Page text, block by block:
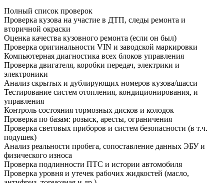
Полный список проверок
Проверка кузова на участие в ДТП, следы ремонта и
вторичной окраски
Оценка качества кузовного ремонта (если он был)
Проверка оригинальности VIN и заводской маркировки
Компьютерная диагностика всех блоков управления
Проверка двигателя, коробки передач, электрики и
электроники
Анализ скрытых и дублирующих номеров кузова/шасси
Тестирование систем отопления, кондиционирования, и
управления
Контроль состояния тормозных дисков и колодок
Проверка по базам: розыск, аресты, ограничения
Проверка световых приборов и систем безопасности (в т.ч.
подушек)
Анализ реальности пробега, сопоставление данных ЭБУ и
физического износа
Проверка подлинности ПТС и истории автомобиля
Проверка уровня и утечек рабочих жидкостей (масло,